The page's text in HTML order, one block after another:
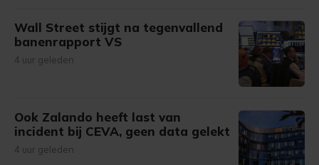
Wall Street stijgt na tegenvallend
banenrapport VS
4 uur geleden
Ook Zalando heeft last van
incident bij CEVA, geen data gelekt
4 uur geleden